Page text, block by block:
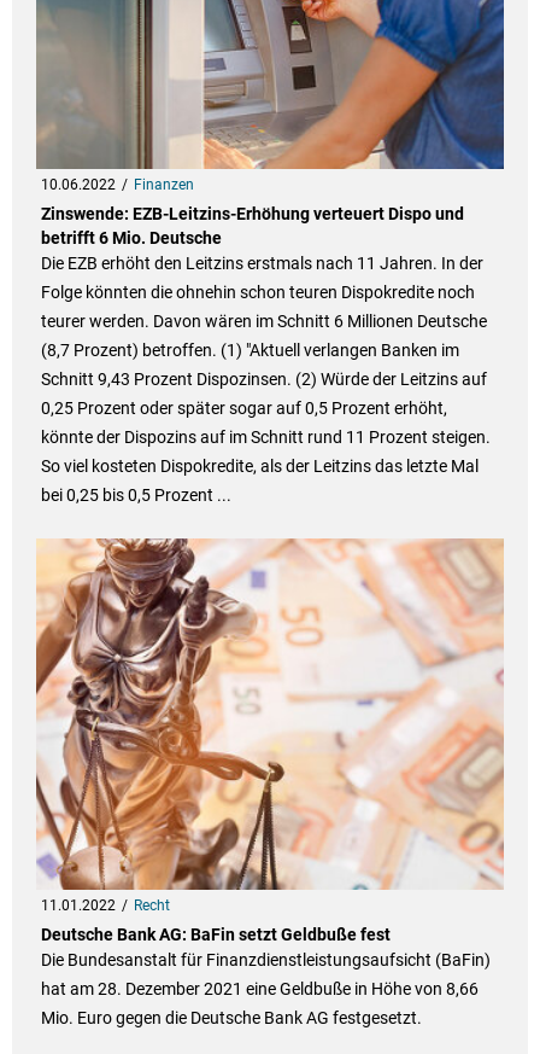
10.06.2022 Finanzen
Zinswende: EZB-Leitzins-Erhöhung verteuert Dispo und
betrifft 6 Mio. Deutsche
Die EZB erhöht den Leitzins erstmals nach 11 Jahren. In der
Folge könnten die ohnehin schon teuren Dispokredite noch
teurer werden. Davon wären im Schnitt 6 Millionen Deutsche
(8,7 Prozent) betroffen. (1) "Aktuell verlangen Banken im
Schnitt 9,43 Prozent Dispozinsen. (2) Würde der Leitzins auf
0,25 Prozent oder später sogar auf 0,5 Prozent erhöht,
könnte der Dispozins auf im Schnitt rund 11 Prozent steigen.
So viel kosteten Dispokredite, als der Leitzins das letzte Mal
bei 0,25 bis 0,5 Prozent ...
11.01.2022 Recht
Deutsche Bank AG: BaFin setzt Geldbuße fest
Die Bundesanstalt für Finanzdienstleistungsaufsicht (BaFin)
hat am 28. Dezember 2021 eine Geldbuße in Höhe von 8,66
Mio. Euro gegen die Deutsche Bank AG festgesetzt.